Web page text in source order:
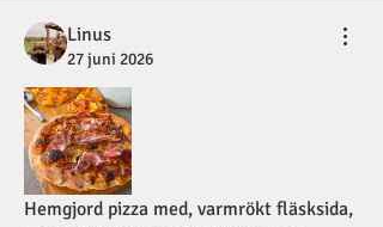
Linus
27 juni 2026
Hemgjord pizza med, varmrökt fläsksida,